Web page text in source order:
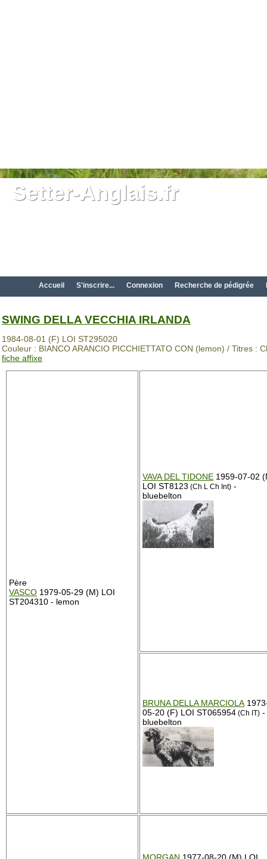
Setter-Anglais.fr
Accueil S'inscrire... Connexion Recherche de pédigrée
SWING DELLA VECCHIA IRLANDA
1984-08-01 (F) LOI ST295020
Couleur : BIANCO ARANCIO PICCHIETTATO CON (lemon) / Titres :
fiche affixe
Père
VASCO 1979-05-29 (M) LOI
ST204310 - lemon
VAVA DEL TIDONE 1959-07-02
LOI ST8123 (Ch L Ch Int) -
bluebelton
BRUNA DELLA MARCIOLA
05-20 (F) LOI ST065954 (Ch IT) -
bluebelton